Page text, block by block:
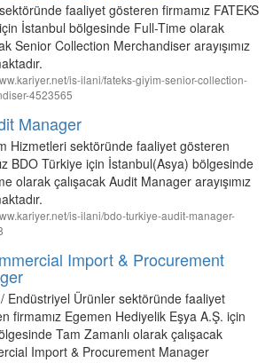
faaliyet gösteren firmamız FATEKS
İstanbul bölgesinde Full-Time olarak
Senior Collection Merchandiser arayışımız
is-ilani/fateks-giyim-senior-collection-
4523565
Manager
Hizmetleri sektöründe faaliyet gösteren
BDO Türkiye için İstanbul(Asya) bölgesinde
olarak çalışacak Audit Manager arayışımız
is-ilani/bdo-turkiye-audit-manager-
Import & Procurement
Endüstriyel Ürünler sektöründe faaliyet
firmamız Egemen Hediyelik Eşya A.Ş. için
Tam Zamanlı olarak çalışacak
Import & Procurement Manager